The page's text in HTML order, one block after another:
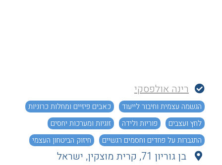
רינה אולפסקי
הגשמה עצמית וחיבור לייעוד
כאבים פיזיים ומחלות כרוניות
לחץ ועצבים
פוריות ולידה
זוגיות ומערכות יחסים
התגברות על פחדים וחסמים רגשיים
חיזוק הביטחון העצמי
בן גוריון 71, קרית מוצקין, ישראל